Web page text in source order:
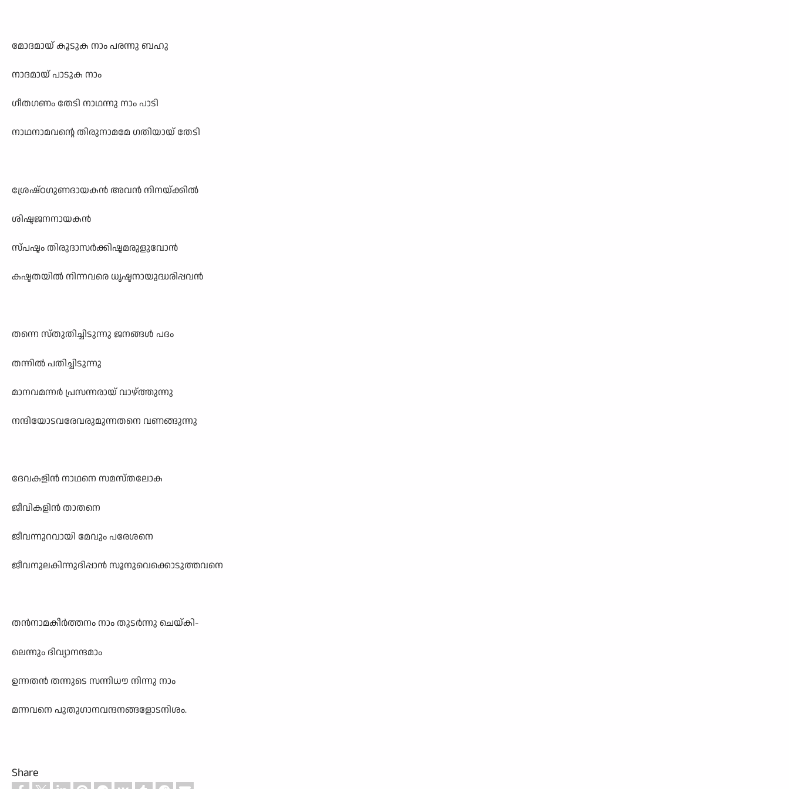
മോദമായ് കൂടുക നാം പരന്നു ബഹു
നാദമായ് പാടുക നാം
ഗീതഗണം തേടി നാഥന്നു നാം പാടി
നാഥനാമവന്റെ തിരുനാമമേ ഗതിയായ് തേടി
ശ്രേഷ്ഠഗുണദായകൻ അവൻ നിനയ്ക്കിൽ
ശിഷ്ടജനനായകൻ
സ്പഷ്ടം തിരുദാസർക്കിഷ്ടമരുളുവോൻ
കഷ്ടതയിൽ നിന്നവരെ ധൃഷ്ടനായുദ്ധരിപ്പവൻ
തന്നെ സ്തുതിച്ചിടുന്നു ജനങ്ങൾ പദം
തന്നിൽ പതിച്ചിടുന്നു
മാനവമന്നർ പ്രസന്നരായ് വാഴ്ത്തുന്നു
നന്ദിയോടവരേവരുമുന്നതനെ വണങ്ങുന്നു
ദേവകളിൻ നാഥനെ സമസ്തലോക
ജീവികളിൻ താതനെ
ജീവന്നുറവായി മേവും പരേശനെ
ജീവനുലകിന്നുദിപ്പാൻ സൂനുവെക്കൊടുത്തവനെ
തൻനാമകീർത്തനം നാം തുടർന്നു ചെയ്കി-
ലെന്നും ദിവ്യാനന്ദമാം
ഉന്നതൻ തന്നുടെ സന്നിധൗ നിന്നു നാം
മന്നവനെ പുതുഗാനവന്ദനങ്ങളോടനിശം.
Share